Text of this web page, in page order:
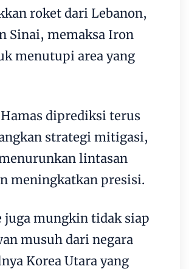
roket dari Lebanon,
Sinai, memaksa Iron
menutupi area yang
diprediksi terus
strategi mitigasi,
lintasan
meningkatkan presisi.
juga mungkin tidak siap
musuh dari negara
Korea Utara yang